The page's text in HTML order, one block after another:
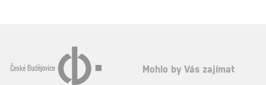
Mohlo by Vás zajímat